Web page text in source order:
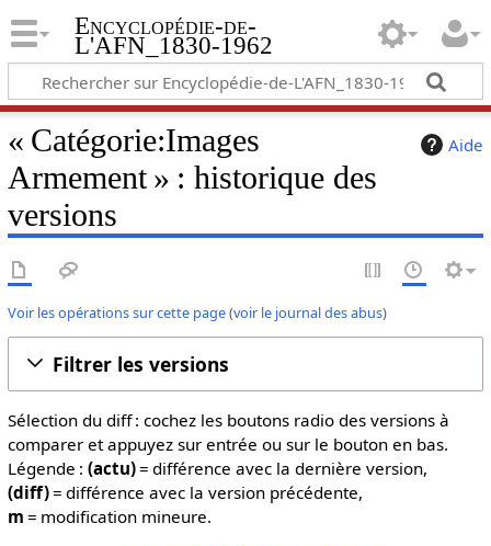
Encyclopédie-de-
L'AFN_1830-1962
Aide
« Catégorie:Images
Armement » : historique des
versions
Voir les opérations sur cette page(voir le journal des abus)
Filtrer les versions
Sélection du diff : cochez les boutons radio des versions à
comparer et appuyez sur entrée ou sur le bouton en bas.
Légende : (actu)= différence avec la dernière version,
(diff)= différence avec la version précédente,
m = modification mineure.